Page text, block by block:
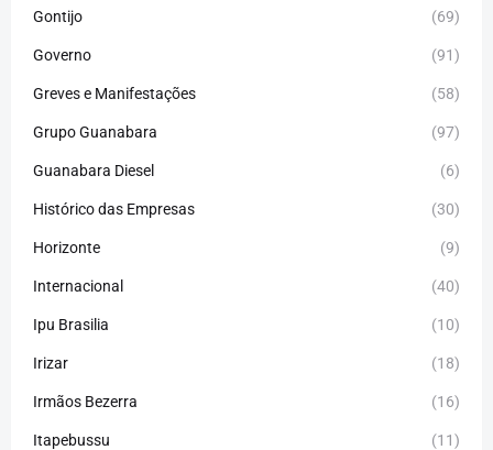
Gontijo (69)
Governo (91)
Greves e Manifestações (58)
Grupo Guanabara (97)
Guanabara Diesel (6)
Histórico das Empresas (30)
Horizonte (9)
Internacional (40)
Ipu Brasilia (10)
Irizar (18)
Irmãos Bezerra (16)
Itapebussu (11)